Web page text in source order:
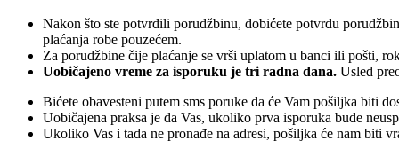
Nakon što ste potvrdili porudžbinu, dobićete potvrdu
plaćanja robe pouzećem.
Za porudžbine čije plaćanje se vrši uplatom u banci ili pošti,
Uobičajeno vreme za isporuku je tri radna dana. Usled
Bićete obavesteni putem sms poruke da će Vam pošiljka biti
Uobičajena praksa je da Vas, ukoliko prva isporuka bude
Ukoliko Vas i tada ne pronađe na adresi, pošiljka će nam biti